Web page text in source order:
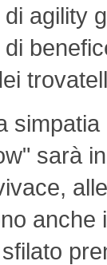
agility
sarà
anche